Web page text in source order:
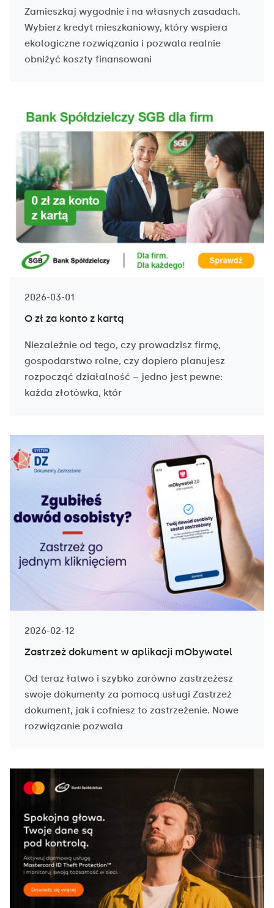
Zamieszkaj wygodnie i na własnych zasadach.
Wybierz kredyt mieszkaniowy, który wspiera
ekologiczne rozwiązania i pozwala realnie
obniżyć koszty finansowani
2026-03-01
O zł za konto z kartą
Niezależnie od tego, czy prowadzisz firmę,
gospodarstwo rolne, czy dopiero planujesz
rozpocząć działalność – jedno jest pewne:
każda złotówka, któr
2026-02-12
Zastrzeż dokument w aplikacji mObywatel
Od teraz łatwo i szybko zarówno zastrzeżesz
swoje dokumenty za pomocą usługi Zastrzeż
dokument, jak i cofniesz to zastrzeżenie. Nowe
rozwiązanie pozwala